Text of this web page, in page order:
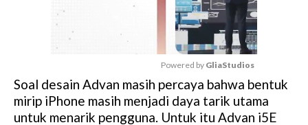
M
u
t
Powered by GliaStudios
Soal desain Advan masih percaya bahwa bentuk
mirip iPhone masih menjadi daya tarik utama
untuk menarik pengguna. Untuk itu Advan i5E